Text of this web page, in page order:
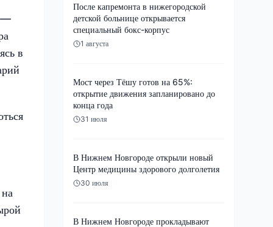
—
в
После капремонта в нижегородской
детской больнице открывается
специальный бокс-корпус
1 августа
Мост через Тёшу готов на 65%:
открытие движения запланировано до
конца года
31 июля
В Нижнем Новгороде открыли новый
Центр медицины здорового долголетия
30 июля
В Нижнем Новгороде прокладывают